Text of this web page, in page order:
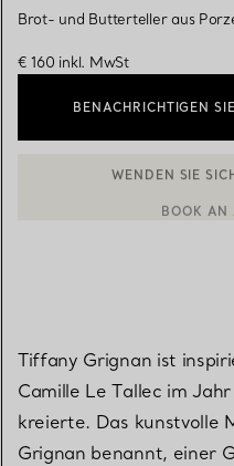
Brot- und Butterteller aus
€ 160 inkl. MwSt
BENACHRICHTIGEN
Tiffany Grignan ist
Camille Le Tallec im
kreierte. Das kunstvolle
Grignan benannt, einer